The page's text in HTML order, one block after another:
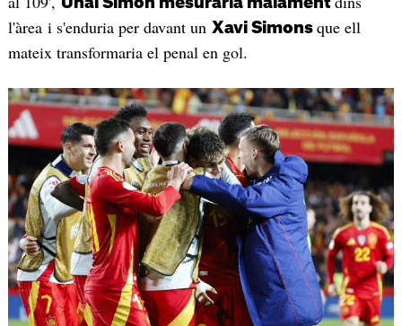
l'àrea i s'enduria per davant un Xavi Simons que ell
mateix transformaria el penal en gol.